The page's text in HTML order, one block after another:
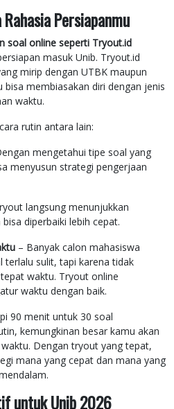
Persiapanmu
soal online seperti Tryout.id
masuk Unib. Tryout.id
mirip dengan UTBK maupun
membiasakan diri dengan jenis
waktu.
rutin antara lain:
mengetahui tipe soal yang
menyusun strategi pengerjaan
langsung menunjukkan
diperbaiki lebih cepat.
– Banyak calon mahasiswa
terlalu sulit, tapi karena tidak
waktu. Tryout online
waktu dengan baik.
90 menit untuk 30 soal
kemungkinan besar kamu akan
Dengan tryout yang tepat,
mana yang cepat dan mana yang
untuk Unib 2026